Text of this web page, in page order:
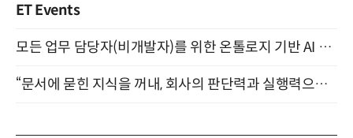
ET Events
모든 업무 담당자(비개발자)를 위한 온톨로지 기반 AI 지식체계 설계 1-day 워크숍 8월 20일 개최
“문서에 묻힌 지식을 꺼내, 회사의 판단력과 실행력으로 바꾸다” (8/20)